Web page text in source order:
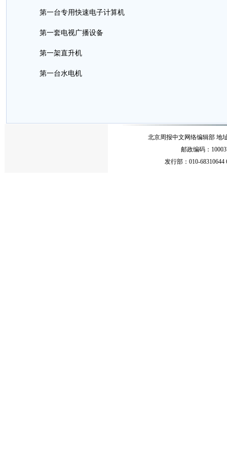
第一台专用快速电子计算机
第一套电视广播设备
第一架直升机
第一台水电机
北京周报中文网络编辑部 地
邮政编码：
发行部：010-68310644